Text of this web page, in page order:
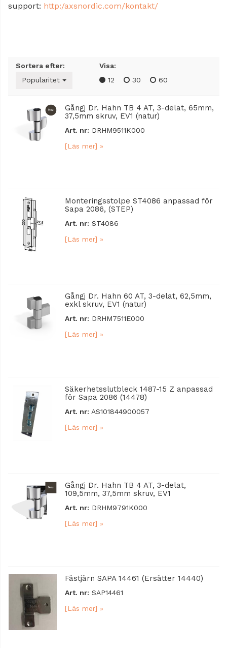
support: http:/axsnordic.com/kontakt/
Sortera efter:
Popularitet
Visa:
12
30 60
Gångj Dr. Hahn TB 4 AT, 3-delat, 65mm,
37,5mm skruv, EV1 (natur)
Art. nr: DRHM9511K000
[Läs mer] »
Monteringsstolpe ST4086 anpassad för
Sapa 2086, (STEP)
Art. nr: ST4086
[Läs mer] »
Gångj Dr. Hahn 60 AT, 3-delat, 62,5mm,
exkl skruv, EV1 (natur)
Art. nr: DRHM7511E000
[Läs mer] »
Säkerhetsslutbleck 1487-15 Z anpassad
för Sapa 2086 (14478)
Art. nr: AS101844900057
[Läs mer] »
Gångj Dr. Hahn TB 4 AT, 3-delat,
109,5mm, 37,5mm skruv, EV1
Art. nr: DRHM9791K000
[Läs mer] »
Fästjärn SAPA 14461 (Ersätter 14440)
Art. nr: SAP14461
[Läs mer] »